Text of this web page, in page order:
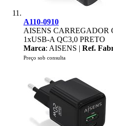
A110-0910
AISENS CARREGADOR
1xUSB-A QC3,0 PRETO
Marca: AISENS | Ref.
Preço sob consulta